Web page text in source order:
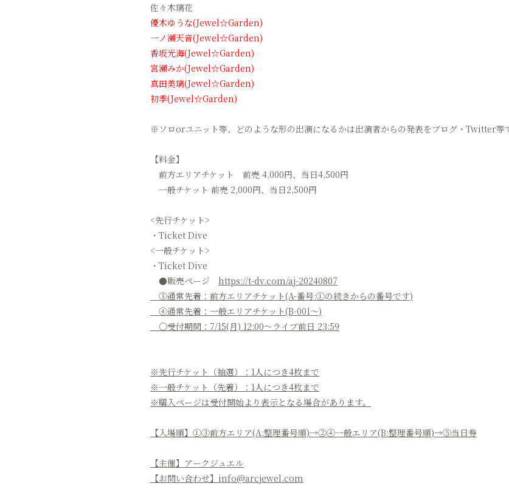
佐々木璃花
優木ゆうな(Jewel☆Garden)
一ノ瀬天音(Jewel☆Garden)
香坂光海(Jewel☆Garden)
宮瀬みか(Jewel☆Garden)
真田美璃(Jewel☆Garden)
初季(Jewel☆Garden)
※ソロorユニット等、どのような形の出演になるかは出演者からの発表をブログ・Twitter
【料金】
前方エリアチケット 前売 4,000円、当日4,500円
一般チケット 前売 2,000円、当日2,500円
<先行チケット>
・Ticket Dive
<一般チケット>
・Ticket Dive
●販売ページ https://t-dv.com/aj-20240807
③通常先着：前方エリアチケット(A-番号:①の続きからの番号です)
④通常先着：一般エリアチケット(B-001～)
〇受付期間：7/15(月) 12:00～ライブ前日 23:59
※先行チケット（抽選）：1人につき4枚まで
※一般チケット（先着）：1人につき4枚まで
※購入ページは受付開始より表示となる場合があります。
【入場順】①③前方エリア(A:整理番号順)→②④一般エリア(B:整理番号順)→⑤当日券
【主催】アークジュエル
【お問い合わせ】info@arcjewel.com